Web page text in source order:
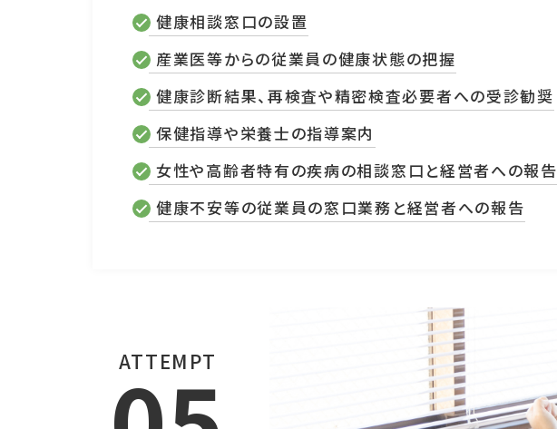
健康相談窓口の設置
産業医等からの従業員の健康状態の把握
健康診断結果、再検査や精密検査必要者への受診勧奨
保健指導や栄養士の指導案内
女性や高齢者特有の疾病の相談窓口と経営者への報告
健康不安等の従業員の窓口業務と経営者への報告
ATTEMPT